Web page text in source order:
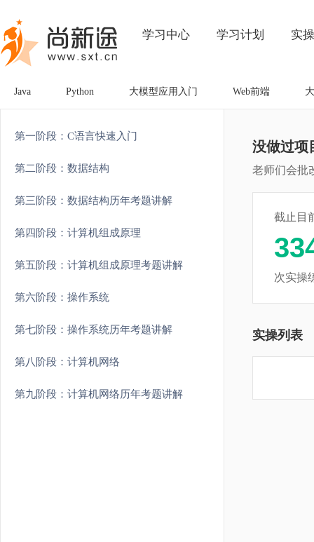
学习中心 学习计划 实操
Java Python 大模型应用入门 Web前端
第一阶段：C语言快速入门
第二阶段：数据结构
第三阶段：数据结构历年考题讲解
第四阶段：计算机组成原理
第五阶段：计算机组成原理考题讲解
第六阶段：操作系统
第七阶段：操作系统历年考题讲解
第八阶段：计算机网络
第九阶段：计算机网络历年考题讲解
没做过项
老师们会批
截止目
次实操
实操列表